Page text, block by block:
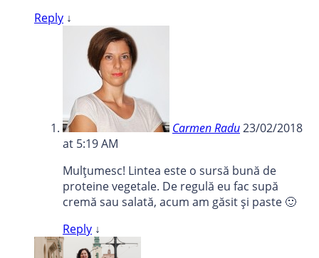
Reply ↓
Carmen Radu23/02/2018
at 5:19 AM
Mulțumesc! Lintea este o sursă bună de
proteine vegetale. De regulă eu fac supă
cremă sau salată, acum am găsit și paste 🙂
Reply ↓